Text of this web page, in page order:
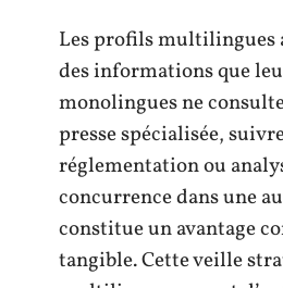
Les profils multilingues
des informations que
monolingues ne
presse spécialisée,
réglementation ou
concurrence dans une
constitue un avantage
tangible. Cette veille